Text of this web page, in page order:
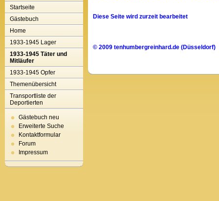
Startseite
Gästebuch
Home
1933-1945 Lager
1933-1945 Täter und
Mitläufer
1933-1945 Opfer
Themenübersicht
Transportliste der
Deportierten
Gästebuch neu
Erweiterte Suche
Kontaktformular
Forum
Impressum
Diese Seite wird zurzeit bearbeitet
© 2009 tenhumbergreinhard.de (Düsseldorf)